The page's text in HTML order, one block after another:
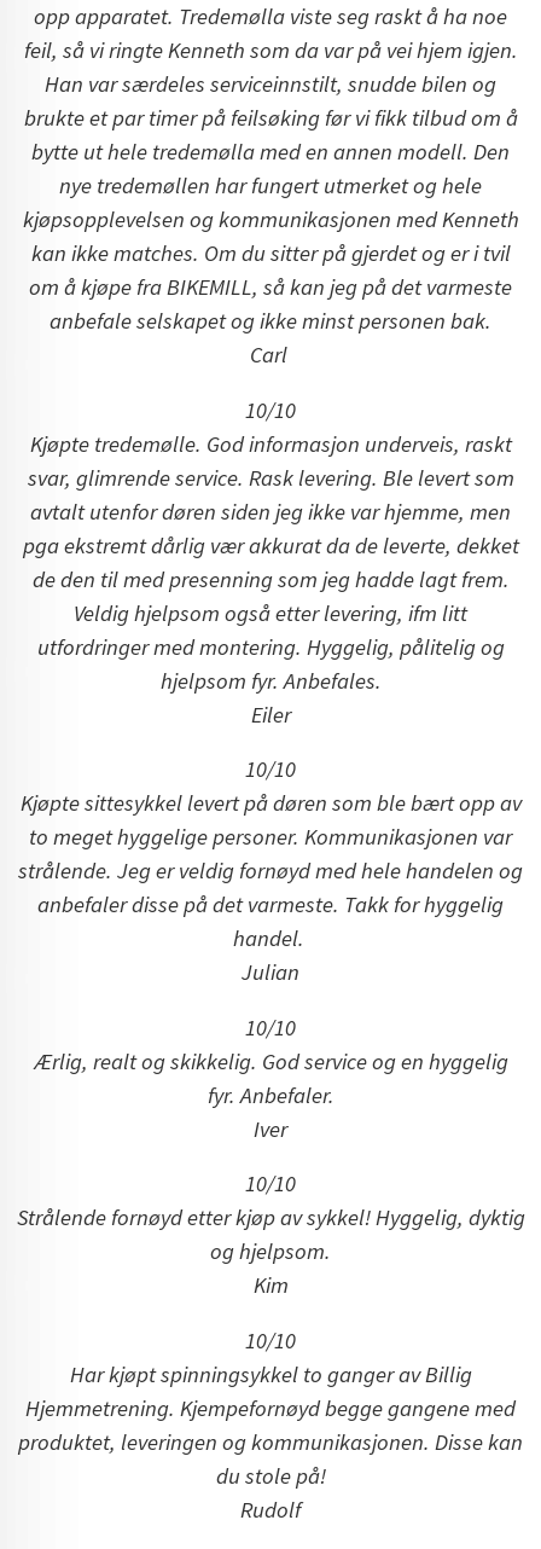
opp apparatet. Tredemølla viste seg raskt å ha noe
feil, så vi ringte Kenneth som da var på vei hjem igjen.
Han var særdeles serviceinnstilt, snudde bilen og
brukte et par timer på feilsøking før vi fikk tilbud om å
bytte ut hele tredemølla med en annen modell. Den
nye tredemøllen har fungert utmerket og hele
kjøpsopplevelsen og kommunikasjonen med Kenneth
kan ikke matches. Om du sitter på gjerdet og er i tvil
om å kjøpe fra BIKEMILL, så kan jeg på det varmeste
anbefale selskapet og ikke minst personen bak.
Carl
10/10
Kjøpte tredemølle. God informasjon underveis, raskt
svar, glimrende service. Rask levering. Ble levert som
avtalt utenfor døren siden jeg ikke var hjemme, men
pga ekstremt dårlig vær akkurat da de leverte, dekket
de den til med presenning som jeg hadde lagt frem.
Veldig hjelpsom også etter levering, ifm litt
utfordringer med montering. Hyggelig, pålitelig og
hjelpsom fyr. Anbefales.
Eiler
10/10
Kjøpte sittesykkel levert på døren som ble bært opp av
to meget hyggelige personer. Kommunikasjonen var
strålende. Jeg er veldig fornøyd med hele handelen og
anbefaler disse på det varmeste. Takk for hyggelig
handel.
Julian
10/10
Ærlig, realt og skikkelig. God service og en hyggelig
fyr. Anbefaler.
Iver
10/10
Strålende fornøyd etter kjøp av sykkel! Hyggelig, dyktig
og hjelpsom.
Kim
10/10
Har kjøpt spinningsykkel to ganger av Billig
Hjemmetrening. Kjempefornøyd begge gangene med
produktet, leveringen og kommunikasjonen. Disse kan
du stole på!
Rudolf